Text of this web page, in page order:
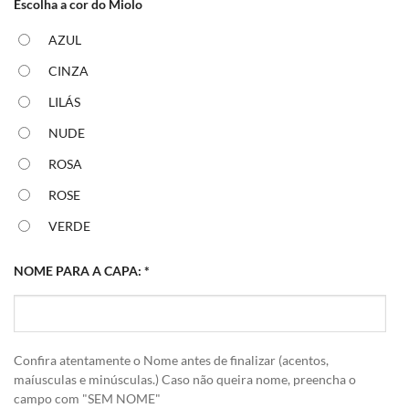
Escolha a cor do Miolo
AZUL
CINZA
LILÁS
NUDE
ROSA
ROSE
VERDE
NOME PARA A CAPA: *
Confira atentamente o Nome antes de finalizar (acentos,
maíusculas e minúsculas.) Caso não queira nome, preencha o
campo com "SEM NOME"